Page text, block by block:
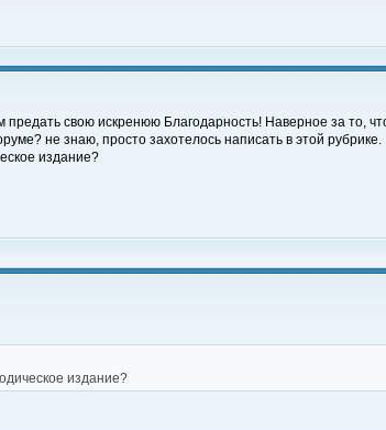
предать свою искренюю Благодарность! Наверное за то,
не знаю, просто захотелось написать в этой рубрике.
издание?
издание?